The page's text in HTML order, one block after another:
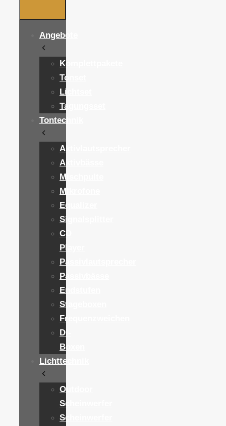
Angebote
Komplettpakete
Tonset
Lichtset
Tagungsset
Tontechnik
Aktivlautsprecher
Aktivbässe
Mischpulte
Mikrofone
Equalizer
Signalsplitter
CD
Player
Passivlautsprecher
Passivbässe
Endstufen
Stageboxen
Frequenzweichen
DI-
Boxen
Lichttechnik
Outdoor
Scheinwerfer
Scheinwerfer